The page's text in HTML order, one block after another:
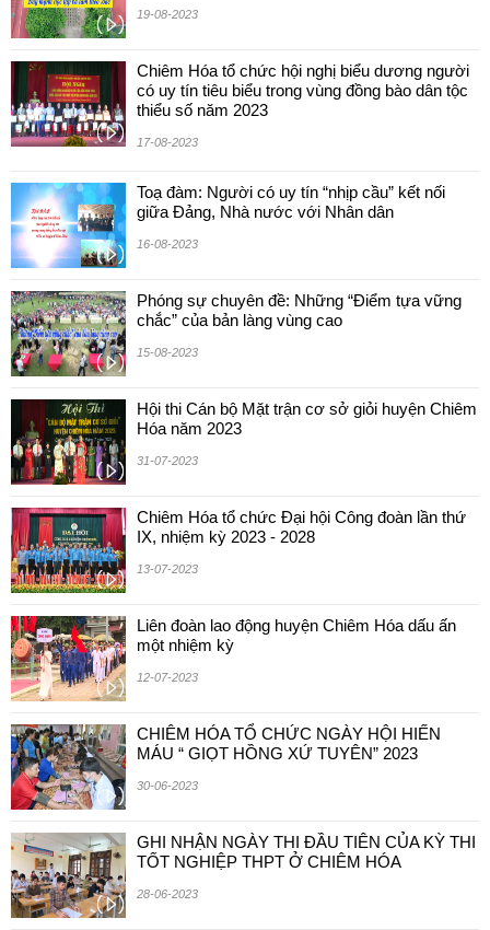
19-08-2023
Chiêm Hóa tổ chức hội nghị biểu dương người
có uy tín tiêu biểu trong vùng đồng bào dân tộc
thiểu số năm 2023
17-08-2023
Toạ đàm: Người có uy tín “nhịp cầu” kết nối
giữa Đảng, Nhà nước với Nhân dân
16-08-2023
Phóng sự chuyên đề: Những “Điểm tựa vững
chắc” của bản làng vùng cao
15-08-2023
Hội thi Cán bộ Mặt trận cơ sở giỏi huyện Chiêm
Hóa năm 2023
31-07-2023
Chiêm Hóa tổ chức Đại hội Công đoàn lần thứ
IX, nhiệm kỳ 2023 - 2028
13-07-2023
Liên đoàn lao động huyện Chiêm Hóa dấu ấn
một nhiệm kỳ
12-07-2023
CHIÊM HÓA TỔ CHỨC NGÀY HỘI HIẾN
MÁU “ GIỌT HỒNG XỨ TUYÊN” 2023
30-06-2023
GHI NHẬN NGÀY THI ĐẦU TIÊN CỦA KỲ THI
TỐT NGHIỆP THPT Ở CHIÊM HÓA
28-06-2023